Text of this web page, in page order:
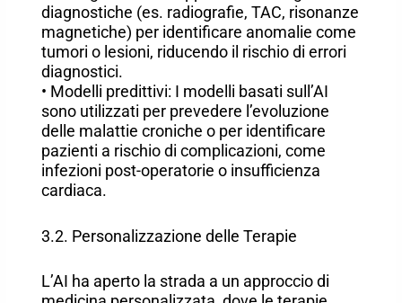
diagnostiche (es. radiografie, TAC, risonanze
magnetiche) per identificare anomalie come
tumori o lesioni, riducendo il rischio di errori
diagnostici.
• Modelli predittivi: I modelli basati sull’AI
sono utilizzati per prevedere l’evoluzione
delle malattie croniche o per identificare
pazienti a rischio di complicazioni, come
infezioni post-operatorie o insufficienza
cardiaca.
3.2. Personalizzazione delle Terapie
L’AI ha aperto la strada a un approccio di